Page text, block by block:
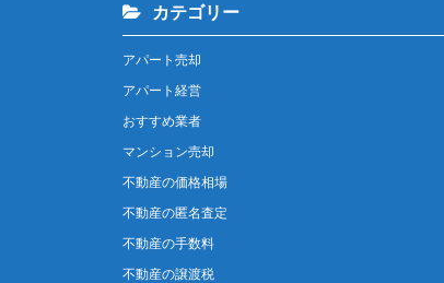
カテゴリー
アパート売却
アパート経営
おすすめ業者
マンション売却
不動産の価格相場
不動産の匿名査定
不動産の手数料
不動産の譲渡税